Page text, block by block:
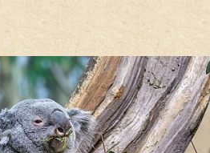
Hauptregion der Seite